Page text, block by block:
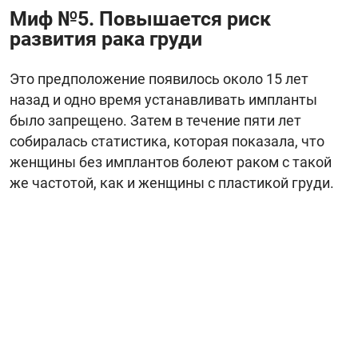
Миф №5. Повышается риск
развития рака груди
Это предположение появилось около 15 лет
назад и одно время устанавливать импланты
было запрещено. Затем в течение пяти лет
собиралась статистика, которая показала, что
женщины без имплантов болеют раком с такой
же частотой, как и женщины с пластикой груди.